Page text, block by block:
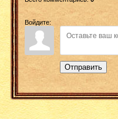
Войдите:
Отправить